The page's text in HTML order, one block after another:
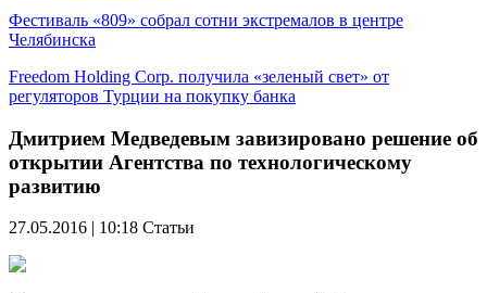
Фестиваль «809» собрал сотни экстремалов в центре
Челябинска
Freedom Holding Corp. получила «зеленый свет» от
регуляторов Турции на покупку банка
Дмитрием Медведевым завизировано решение об
открытии Агентства по технологическому
развитию
27.05.2016 | 10:18 Статьи